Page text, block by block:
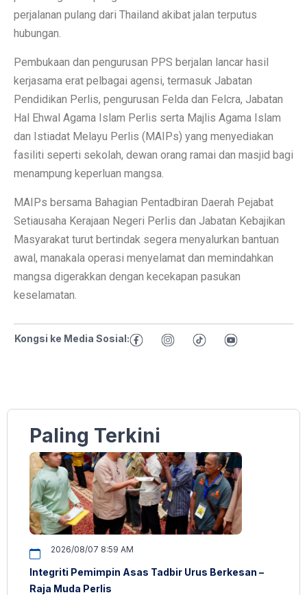
perjalanan pulang dari Thailand akibat jalan terputus
hubungan.
Pembukaan dan pengurusan PPS berjalan lancar hasil
kerjasama erat pelbagai agensi, termasuk Jabatan
Pendidikan Perlis, pengurusan Felda dan Felcra, Jabatan
Hal Ehwal Agama Islam Perlis serta Majlis Agama Islam
dan Istiadat Melayu Perlis (MAIPs) yang menyediakan
fasiliti seperti sekolah, dewan orang ramai dan masjid bagi
menampung keperluan mangsa.
MAIPs bersama Bahagian Pentadbiran Daerah Pejabat
Setiausaha Kerajaan Negeri Perlis dan Jabatan Kebajikan
Masyarakat turut bertindak segera menyalurkan bantuan
awal, manakala operasi menyelamat dan memindahkan
mangsa digerakkan dengan kecekapan pasukan
keselamatan.
Kongsi ke Media Sosial:
Paling Terkini
2026/08/07 8:59 AM
Integriti Pemimpin Asas Tadbir Urus Berkesan –
Raja Muda Perlis